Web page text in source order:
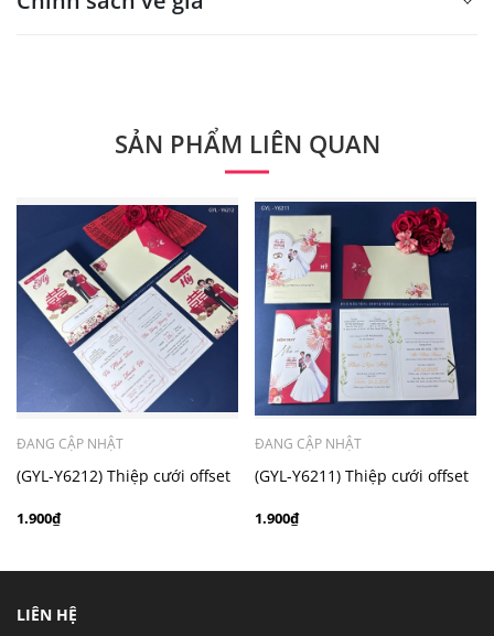
Quý khách vui lòng liên hệ để có thông tin chính xác.
- Mẫu dưới 3000 giá chưa bao gồm bản đồ, quý khách
có nhu cầu in bản đồ sẽ có mức phí 300 - 500 đồng 1
thiệp tuỳ chất liệu.
SẢN PHẨM LIÊN QUAN
ĐANG CẬP NHẬT
(GYL-Y6212) Thiệp cưới offset
1.900₫
ĐANG CẬP NHẬT
(GYL-Y6211) Thiệp cưới offset
1.900₫
LIÊN HỆ